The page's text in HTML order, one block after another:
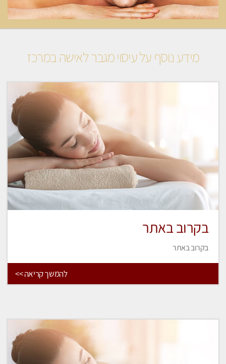
מידע נוסף על עיסוי מגבר לאישה במרכז
בקרוב באתר
בקרוב באתר
להמשך קריאה >>